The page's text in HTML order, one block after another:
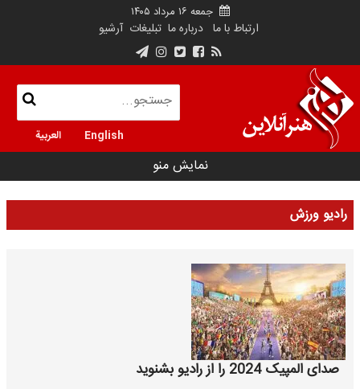
جمعه ۱۶ مرداد ۱۴۰۵
ارتباط با ما درباره ما تبلیغات آرشیو
English العربية
نمایش منو
رادیو ورزش
صدای المپیک 2024 را از رادیو بشنوید